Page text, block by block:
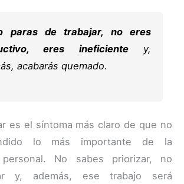
paras de trabajar, no eres
eres ineficientey,
acabarás quemado.
es el síntoma más claro de que no
lo más importante de la
personal. No sabes priorizar, no
y, además, ese trabajo será